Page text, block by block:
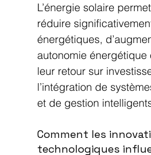
L’énergie solaire
réduire
énergétiques,
autonomie énergétique
leur retour sur
l’intégration de
et de gestion
Comment les
technologiques